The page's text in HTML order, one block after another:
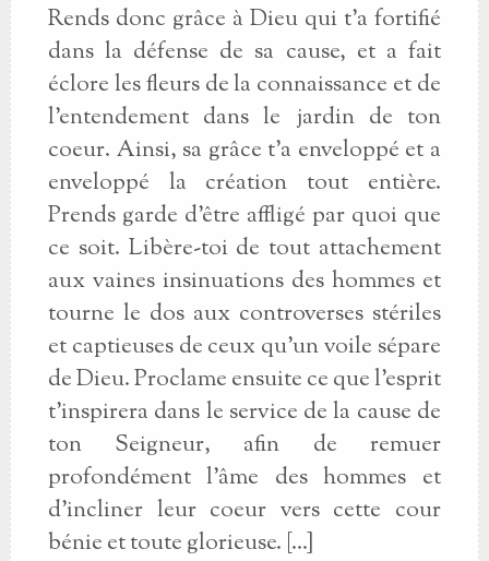
Rends donc grâce à Dieu qui t'a fortifié
dans la défense de sa cause, et a fait
éclore les fleurs de la connaissance et de
l'entendement dans le jardin de ton
coeur. Ainsi, sa grâce t'a enveloppé et a
enveloppé la création tout entière.
Prends garde d'être affligé par quoi que
ce soit. Libère-toi de tout attachement
aux vaines insinuations des hommes et
tourne le dos aux controverses stériles
et captieuses de ceux qu'un voile sépare
de Dieu. Proclame ensuite ce que l'esprit
t'inspirera dans le service de la cause de
ton Seigneur, afin de remuer
profondément l'âme des hommes et
d'incliner leur coeur vers cette cour
bénie et toute glorieuse. [...]